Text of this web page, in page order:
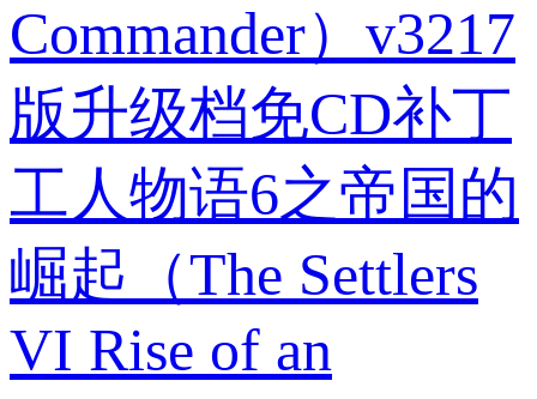
Commander）v3217
版升级档免CD补丁
工人物语6之帝国的
崛起（The Settlers
VI Rise of an